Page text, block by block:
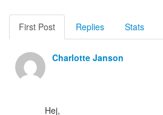
First Post Replies Stats
Charlotte Janson